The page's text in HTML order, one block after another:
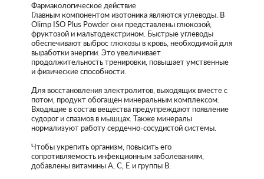
Фармакологическое действие
Главным компонентом изотоника являются углеводы. В
Olimp ISO Plus Powder они представлены глюкозой,
фруктозой и мальтодекстрином. Быстрые углеводы
обеспечивают выброс глюкозы в кровь, необходимой для
выработки энергии. Это увеличивает
продолжительность тренировки, повышает умственные
и физические способности.
Для восстановления электролитов, выходящих вместе с
потом, продукт обогащен минеральным комплексом.
Входящие в состав вещества предупреждают появление
судорог и спазмов в мышцах. Также минералы
нормализуют работу сердечно-сосудистой системы.
Чтобы укрепить организм, повысить его
сопротивляемость инфекционным заболеваниям,
добавлены витамины A, C, E и группы B.